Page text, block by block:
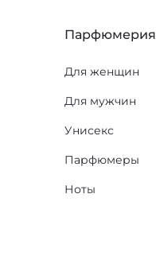
Парфюмерия
Для женщин
Для мужчин
Унисекс
Парфюмеры
Ноты